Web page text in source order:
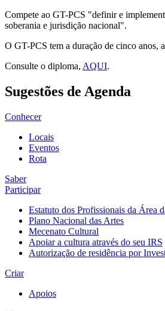
Compete ao GT-PCS "definir e
soberania e jurisdição nacional".
O GT-PCS tem a duração de cinco anos,
Consulte o diploma, AQUI.
Sugestões de Agenda
Conhecer
Locais
Eventos
Rota
Saber
Participar
Estatuto dos Profissionais da Área
Plano Nacional das Artes
Mecenato Cultural
Apoiar a cultura através do seu IRS
Autorização de residência por
Criar
Apoios